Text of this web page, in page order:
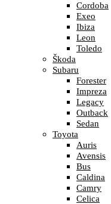
Cordoba
Exeo
Ibiza
Leon
Toledo
Škoda
Subaru
Forester
Impreza
Legacy
Outback
Sedan
Toyota
Auris
Avensis
Bus
Caldina
Camry
Celica